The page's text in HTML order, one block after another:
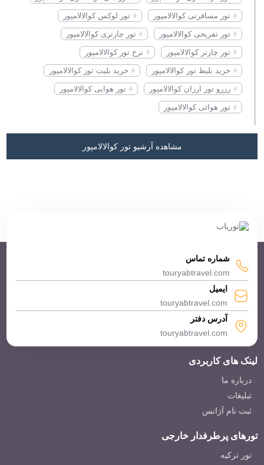
تور مسافرتی کوالالامپور تور لوکس کوالالامپور
تور تفریحی کوالالامپور تور چارتری کوالالامپور
تور چارتر کوالالامپور نرخ تور کوالالامپور
خرید بلیط تور کوالالامپور خرید بلیت تور کوالالامپور
رزرو تور ارزان کوالالامپور تور هوایی کوالالامپور
تور هوائی کوالالامپور
مشاهده آرشیو تور کوالالامپور
شماره تماس
touryabtravel.com
ایمیل
touryabtravel.com
آدرس دفتر
touryabtravel.com
لینک های کاربردی
درباره ما
تبلیغات
ثبت نام آژانس
تورهای پرطرفدار خارجی
تور ترکیه